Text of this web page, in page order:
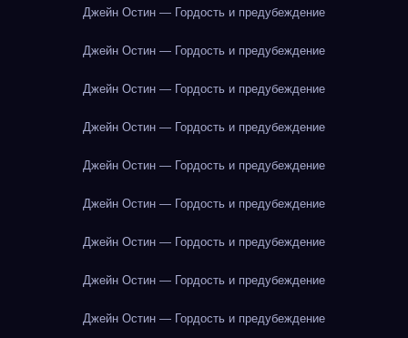
Джейн Остин — Гордость и предубеждение
Джейн Остин — Гордость и предубеждение
Джейн Остин — Гордость и предубеждение
Джейн Остин — Гордость и предубеждение
Джейн Остин — Гордость и предубеждение
Джейн Остин — Гордость и предубеждение
Джейн Остин — Гордость и предубеждение
Джейн Остин — Гордость и предубеждение
Джейн Остин — Гордость и предубеждение